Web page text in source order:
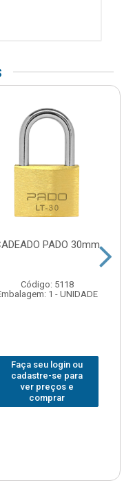
PADO 30mm
Código: 5118
1 - UNIDADE
Faça seu login ou
cadastre-se para
ver preços e
comprar